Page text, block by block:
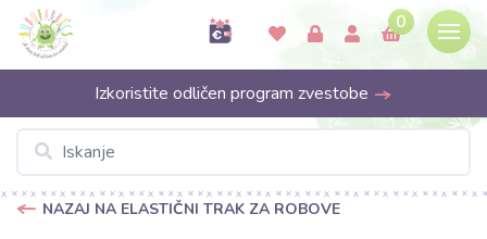
0
Izkoristite odličen program zvestobe
NAZAJ NA ELASTIČNI TRAK ZA ROBOVE